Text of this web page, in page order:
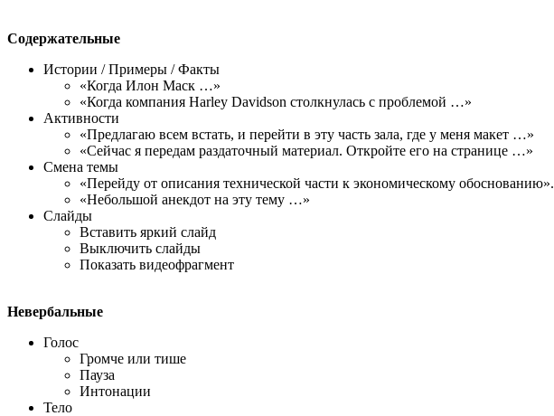
Содержательные
Истории / Примеры / Факты
«Когда Илон Маск …»
«Когда компания Harley Davidson столкнулась с проблемой …»
Активности
«Предлагаю всем встать, и перейти в эту часть зала, где у меня макет …»
«Сейчас я передам раздаточный материал. Откройте его на странице …»
Смена темы
«Перейду от описания технической части к экономическому обоснованию».
«Небольшой анекдот на эту тему …»
Слайды
Вставить яркий слайд
Выключить слайды
Показать видеофрагмент
Невербальные
Голос
Громче или тише
Пауза
Интонации
Тело